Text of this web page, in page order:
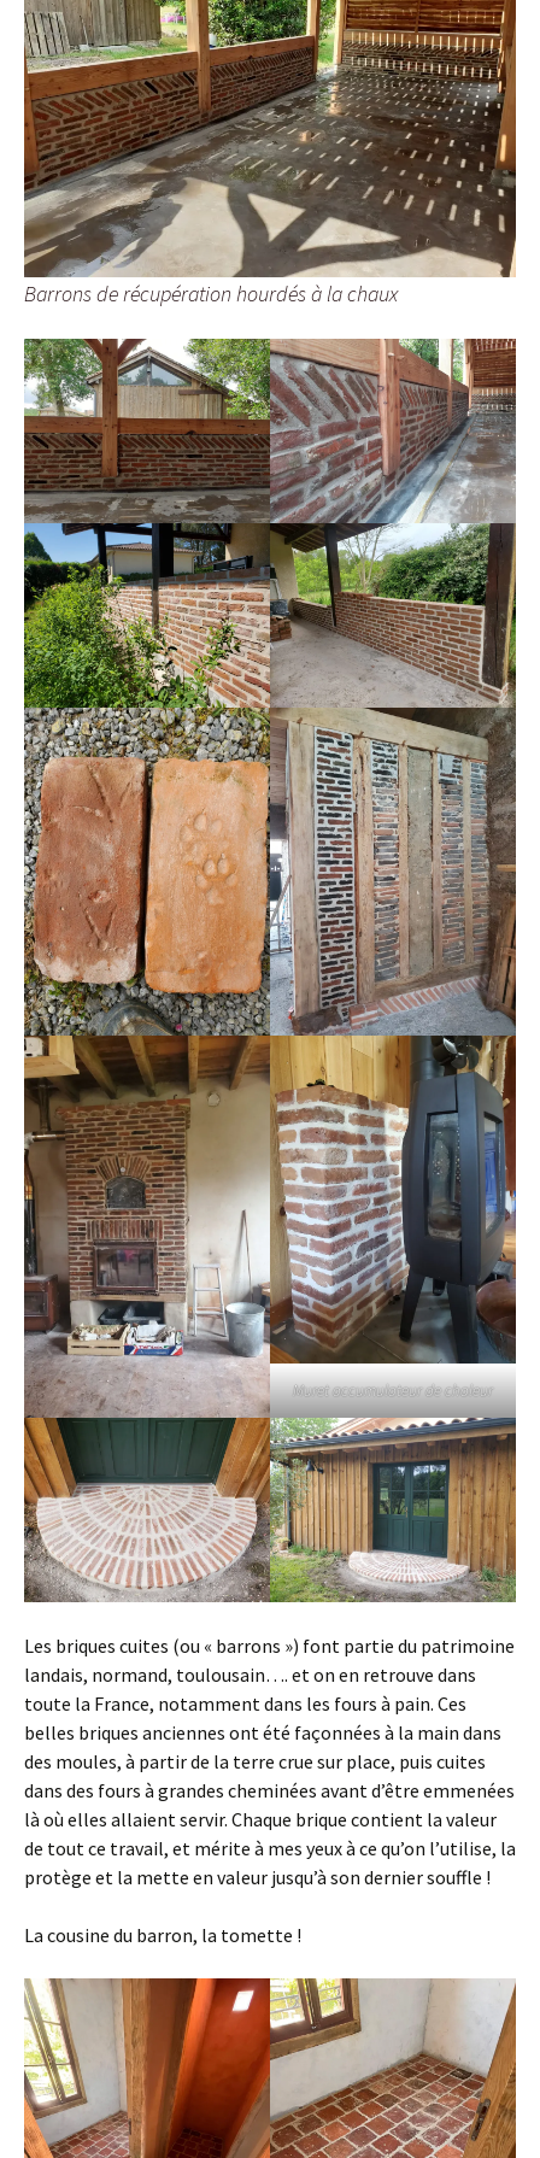
Barrons de récupération hourdés à la chaux
Muret accumulateur de chaleur
Les briques cuites (ou « barrons ») font partie du patrimoine
landais, normand, toulousain…. et on en retrouve dans
toute la France, notamment dans les fours à pain. Ces
belles briques anciennes ont été façonnées à la main dans
des moules, à partir de la terre crue sur place, puis cuites
dans des fours à grandes cheminées avant d’être emmenées
là où elles allaient servir. Chaque brique contient la valeur
de tout ce travail, et mérite à mes yeux à ce qu’on l’utilise, la
protège et la mette en valeur jusqu’à son dernier souffle !
La cousine du barron, la tomette !